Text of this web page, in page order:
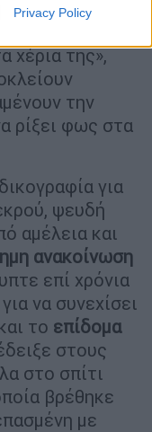
Privacy Policy
χέρια της»,
την
ρίξει φως στα
για
ψευδή
αμέλεια και
ανακοίνωση
επί χρόνια
να συνεχίσει
το επίδομα
στους
στο σπίτι
βρέθηκε
με